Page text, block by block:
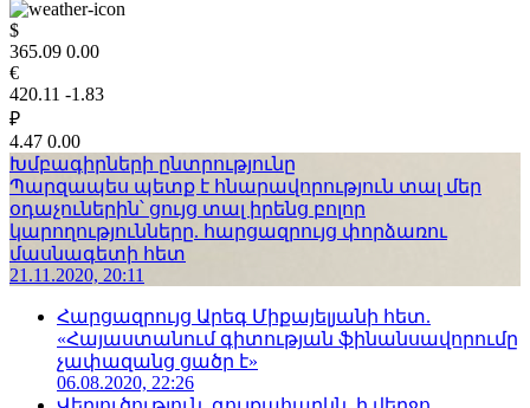
$
365.09 0.00
€
420.11 -1.83
₽
4.47 0.00
Խմբագիրների ընտրությունը
Պարզապես պետք է հնարավորություն տալ մեր
օդաչուներին՝ ցույց տալ իրենց բոլոր
կարողությունները. հարցազրույց փորձառու
մասնագետի հետ
21.11.2020, 20:11
Հարցազրույց Արեգ Միքայելյանի հետ.
«Հայաստանում գիտության ֆինանսավորումը
չափազանց ցածր է»
06.08.2020, 22:26